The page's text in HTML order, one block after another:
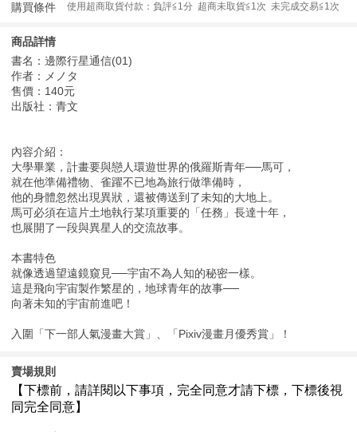
購買條件 使用超商取貨付款：負評≦1分 超商未取貨≦1次 未完成交易≦1次
商品詳情
書名：邊際行星通信(01)
作者：メノタ
售價：140元
出版社：青文
內容介紹：
大學畢業，計畫要與戀人環遊世界的俄羅斯青年──馬可，
就在他準備禮物、雀躍不已地為旅行做準備時，
他的身體忽然出現異狀，還被傳送到了未知的大地上。
馬可必須在這片土地執行某項重要的「任務」長達十年，
也展開了一段與異星人的交流故事。
本書特色
就像透過望遠鏡窺見──宇宙不為人知的秘密一樣。
這是飛向宇宙製作繁星的，地球青年的故事──
向著未知的宇宙前進吧！
入圍「下一部人氣漫畫大賞」、「Pixiv漫畫月優秀賞」！
賣場規則